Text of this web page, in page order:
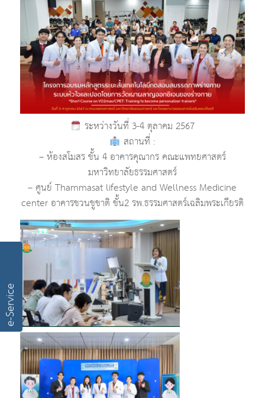
ระหว่างวันที่ 3-4 ตุลาคม 2567
สถานที่ :
– ห้องสโมสร ชั้น 4 อาคารคุณากร คณะแพทยศาสตร์
มหาวิทยาลัยธรรมศาสตร์
– ศูนย์ Thammasat lifestyle and Wellness Medicine
center อาคารชวนชูชาติ ชั้น2 รพ.ธรรมศาสตร์เฉลิมพระเกียรติ
e-Service